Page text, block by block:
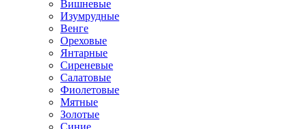
Вишневые
Изумрудные
Венге
Ореховые
Янтарные
Сиреневые
Салатовые
Фиолетовые
Мятные
Золотые
Синие